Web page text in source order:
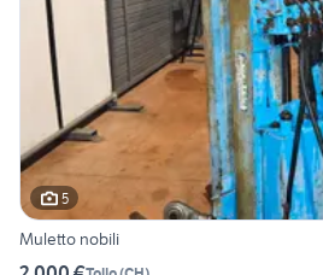
5
Muletto nobili